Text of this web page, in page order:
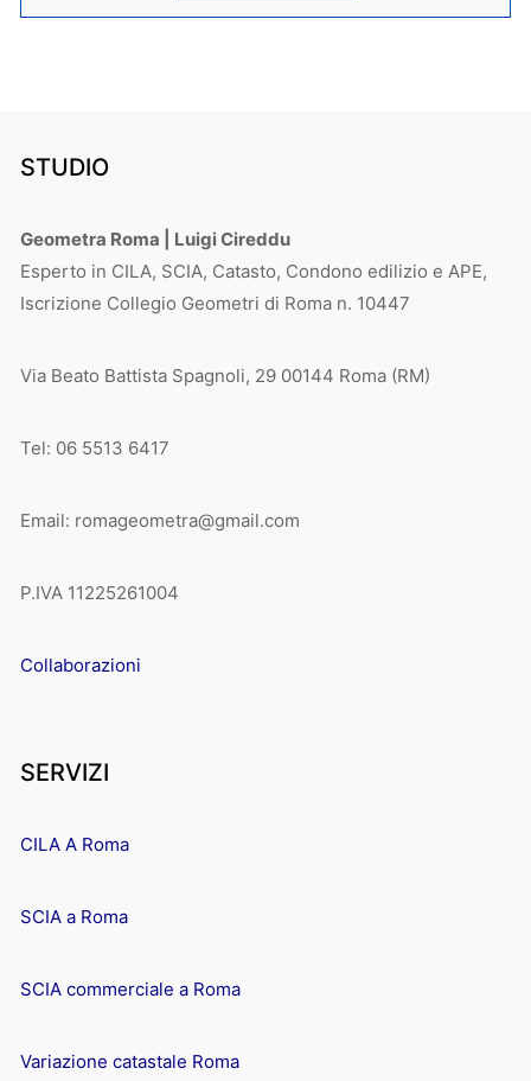
STUDIO
Geometra Roma | Luigi Cireddu
Esperto in CILA, SCIA, Catasto, Condono edilizio e APE,
Iscrizione Collegio Geometri di Roma n. 10447
Via Beato Battista Spagnoli, 29 00144 Roma (RM)
Tel: 06 5513 6417
Email: romageometra@gmail.com
P.IVA 11225261004
Collaborazioni
SERVIZI
CILA A Roma
SCIA a Roma
SCIA commerciale a Roma
Variazione catastale Roma